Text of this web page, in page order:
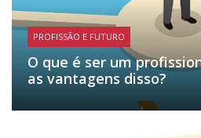
PROFISSÃO E FUTURO
O que é ser um
as vantagens disso?